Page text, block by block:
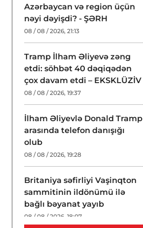
Azərbaycan və region üçün
nəyi dəyişdi? - ŞƏRH
08 / 08 / 2026, 21:13
Tramp İlham Əliyevə zəng
etdi: söhbət 40 dəqiqədən
çox davam etdi – EKSKLÜZİV
08 / 08 / 2026, 19:37
İlham Əliyevlə Donald Tramp
arasında telefon danışığı
olub
08 / 08 / 2026, 19:28
Britaniya səfirliyi Vaşinqton
sammitinin ildönümü ilə
bağlı bəyanat yayıb
08 / 08 / 2026, 18:07